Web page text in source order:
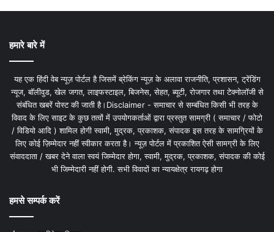
हमारे बारे में
यह एक हिंदी वेब न्यूज़ पोर्टल है जिसमें ब्रेकिंग न्यूज़ के अलावा राजनीति, प्रशासन, ट्रेंडिंग
न्यूज, बॉलीवुड, खेल जगत, लाइफस्टाइल, बिजनेस, सेहत, ब्यूटी, रोजगार तथा टेक्नोलॉजी से
संबंधित खबरें पोस्ट की जाती है।Disclaimer - समाचार से सम्बंधित किसी भी तरह के
विवाद के लिए साइट के कुछ तत्वों में उपयोगकर्ताओं द्वारा प्रस्तुत सामग्री ( समाचार / फोटो
/ विडियो आदि ) शामिल होगी स्वामी, मुद्रक, प्रकाशक, संपादक इस तरह के सामग्रियों के
लिए कोई ज़िम्मेदार नहीं स्वीकार करता है। न्यूज़ पोर्टल में प्रकाशित ऐसी सामग्री के लिए
संवाददाता / खबर देने वाला स्वयं जिम्मेदार होगा, स्वामी, मुद्रक, प्रकाशक, संपादक की कोई
भी जिम्मेदारी नहीं होगी. सभी विवादों का न्यायक्षेत्र रायगढ़ होगा
हमसे सम्पर्क करें